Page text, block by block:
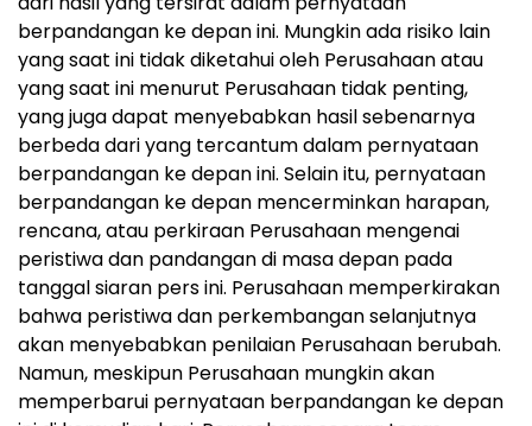
berpandangan ke depan ini. Mungkin ada risiko lain
yang saat ini tidak diketahui oleh Perusahaan atau
yang saat ini menurut Perusahaan tidak penting,
yang juga dapat menyebabkan hasil sebenarnya
berbeda dari yang tercantum dalam pernyataan
berpandangan ke depan ini. Selain itu, pernyataan
berpandangan ke depan mencerminkan harapan,
rencana, atau perkiraan Perusahaan mengenai
peristiwa dan pandangan di masa depan pada
tanggal siaran pers ini. Perusahaan memperkirakan
bahwa peristiwa dan perkembangan selanjutnya
akan menyebabkan penilaian Perusahaan berubah.
Namun, meskipun Perusahaan mungkin akan
memperbarui pernyataan berpandangan ke depan